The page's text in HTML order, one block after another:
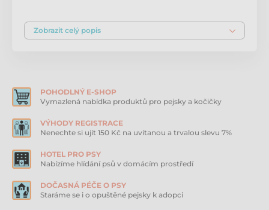
ruční smyčka, která vám zajistí pohodlný úchop.
Vodítko je díky vnější úpravě protiskluzové. Stopovací
Rozměry: 17 mm × 5 m Barva: modrá
Produkt je zařazen v kategoriích
Voděodolná vodítka pro psy
Zobrazit celý popis
POHODLNÝ E-SHOP
Vymazlená nabídka produktů pro pejsky a kočičky
VÝHODY REGISTRACE
Nenechte si ujít 150 Kč na uvítanou a trvalou slevu 7%
HOTEL PRO PSY
Nabízíme hlídání psů v domácím prostředí
DOČASNÁ PÉČE O PSY
Staráme se i o opuštěné pejsky k adopci